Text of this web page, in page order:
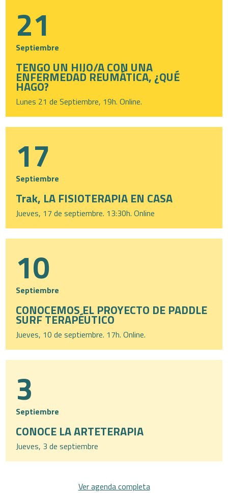
21
Septiembre
TENGO UN HIJO/A CON UNA
ENFERMEDAD REUMÁTICA, ¿QUÉ
HAGO?
Lunes 21 de Septiembre, 19h. Online.
17
Septiembre
Trak, LA FISIOTERAPIA EN CASA
Jueves, 17 de septiembre. 13:30h. Online
10
Septiembre
CONOCEMOS EL PROYECTO DE PADDLE
SURF TERAPÉUTICO
Jueves, 10 de septiembre. 17h. Online.
3
Septiembre
CONOCE LA ARTETERAPIA
Jueves, 3 de septiembre
Ver agenda completa